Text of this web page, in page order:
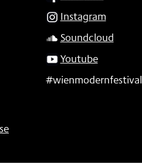
Instagram
Soundcloud
Youtube
#wienmodernfestival